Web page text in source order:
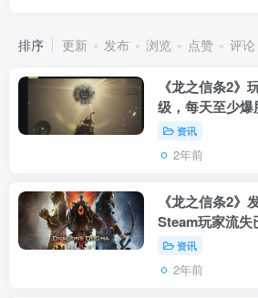
排序 更新 发布 浏览 点赞 评论
《龙之信条2》
级，每天至少爆
资讯
2年前
《龙之信条2》
Steam玩家流失
资讯
2年前